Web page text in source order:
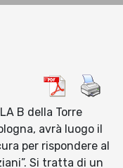
B della Torre
avrà luogo il
per rispondere al
Si tratta di un